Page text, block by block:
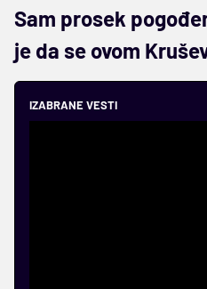
Sam prosek
je da se ovom
IZABRANE VESTI